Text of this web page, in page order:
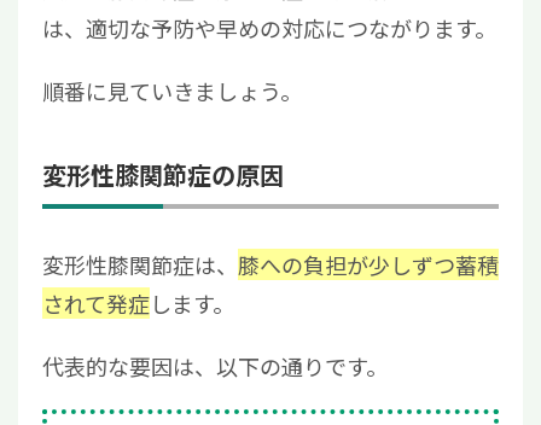
予防・改善が重要
は、適切な予防や早めの対応につながります。
順番に見ていきましょう。
変形性膝関節症の原因
変形性膝関節症は、 膝への負担が少しずつ蓄積
されて発症します。
代表的な要因は、以下の通りです。